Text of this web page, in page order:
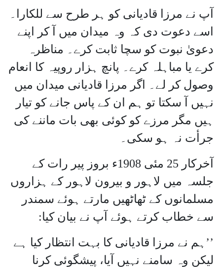
آپ نے مرزا قادیانی کو ہر طرح سے للکارا۔
اسے دعوت دی کہ وہ میدان میں آ کر اپنے
دعویٰ نبوت کو سچا ثابت کرے۔ مناظرہ
کرے یا مباہلہ کرے۔ پانچ ہزار روپیہ کا انعام
وصول کر لے۔ اگر مرزا قادیانی میدان میں
نہیں آ سکتا تو ہم ان کے پاس جانے کو تیار
ہیں مگر مرزے کو کوئی بھی بات ماننے کی
جرأت نہ ہو سکی۔
آخرکار 25 مئی 1908ء بروز پیر رات کے
جلسہ میں لاہور و بیرون لاہور کے ہزاروں
مسلمانوں کے ٹھاٹھیں مارتے ہوئے سمندر
سے خطاب کرتے ہوئے آپ نے بیان کیا:
’’ہم نے مرزا قادیانی کا بہت انتظار کیا ہے
لیکن وہ سامنے نہیں آیا، پیشگوئی کرنا